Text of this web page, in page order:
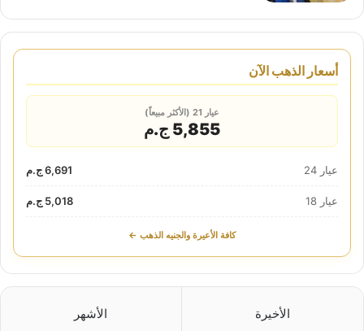
أسعار الذهب الآن
عيار 21 (الأكثر مبيعاً)
5,855 ج.م
عيار 24 6,691 ج.م
عيار 18 5,018 ج.م
كافة الأعيرة والجنيه الذهب ←
الأخيرة الأشهر